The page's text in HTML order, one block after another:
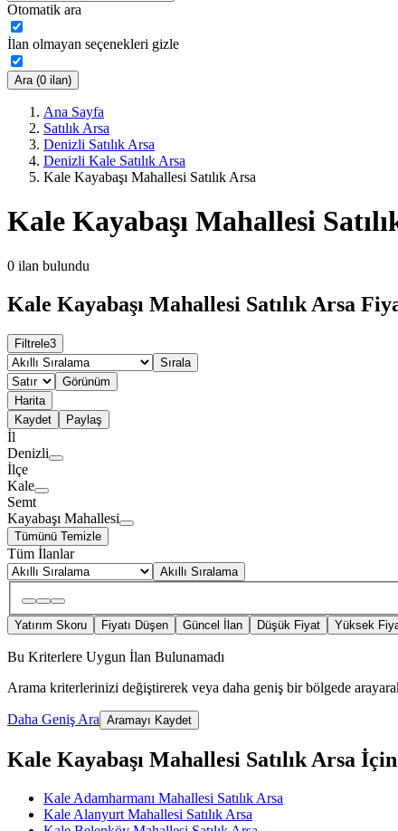
Otomatik ara
İlan olmayan seçenekleri gizle
Ara (0 ilan)
Ana Sayfa
Satılık Arsa
Denizli Satılık Arsa
Denizli Kale Satılık Arsa
Kale Kayabaşı Mahallesi Satılık Arsa
Kale Kayabaşı Mahallesi
0 ilan bulundu
Kale Kayabaşı Mahallesi Satılık Arsa
Filtrele3
Sırala
Görünüm
Harita
Kaydet
Paylaş
İl
Denizli
İlçe
Kale
Semt
Kayabaşı Mahallesi
Tümünü Temizle
Tüm İlanlar
Akıllı Sıralama
Yatırım Skoru Fiyatı Düşen Güncel İlan Düşük Fiyat Yüksek
Bu Kriterlere Uygun İlan Bulunamadı
Arama kriterlerinizi değiştirerek veya daha geniş bir bölgede
Daha Geniş Ara Aramayı Kaydet
Kale Kayabaşı Mahallesi Satılık Arsa
Kale Adamharmanı Mahallesi Satılık Arsa
Kale Alanyurt Mahallesi Satılık Arsa